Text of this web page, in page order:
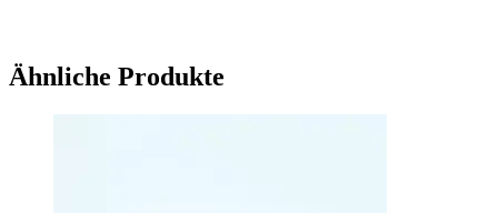
Ähnliche Produkte